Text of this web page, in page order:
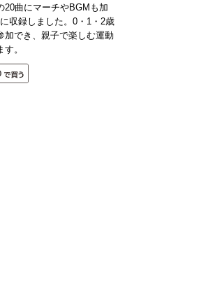
20曲にマーチやBGMも加
収録しました。0・1・2歳
加でき、親子で楽しむ運動
。